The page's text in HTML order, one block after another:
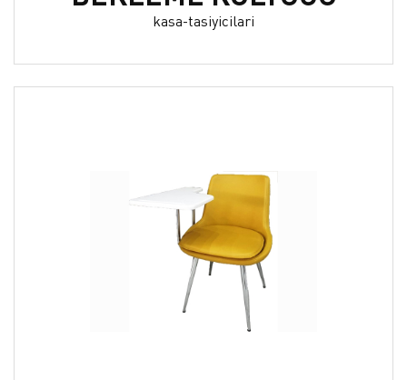
kasa-tasiyicilari